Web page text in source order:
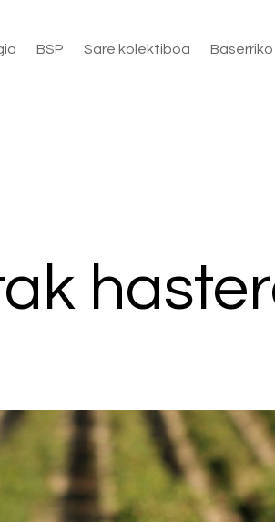
BSP Sare kolektiboa